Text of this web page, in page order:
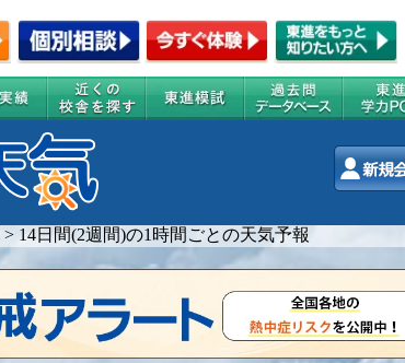
> 14日間(2週間)の1時間ごとの天気予報